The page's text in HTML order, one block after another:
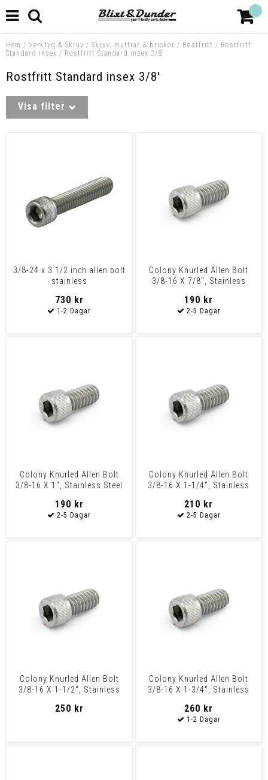
Hem / Verktyg & Skruv / Skruv, muttrar & brickor / Rostfritt / Rostfritt
Standard insex / Rostfritt Standard insex 3/8'
Rostfritt Standard insex 3/8'
Visa filter
3/8-24 x 3 1/2 inch allen bolt
stainless
730 kr
Colony Knurled Allen Bolt
3/8-16 X 7/8", Stainless
190 kr
Colony Knurled Allen Bolt
3/8-16 X 1", Stainless Steel
190 kr
Colony Knurled Allen Bolt
3/8-16 X 1-1/4", Stainless
210 kr
Colony Knurled Allen Bolt
3/8-16 X 1-1/2", Stainless
250 kr
Colony Knurled Allen Bolt
3/8-16 X 1-3/4", Stainless
260 kr